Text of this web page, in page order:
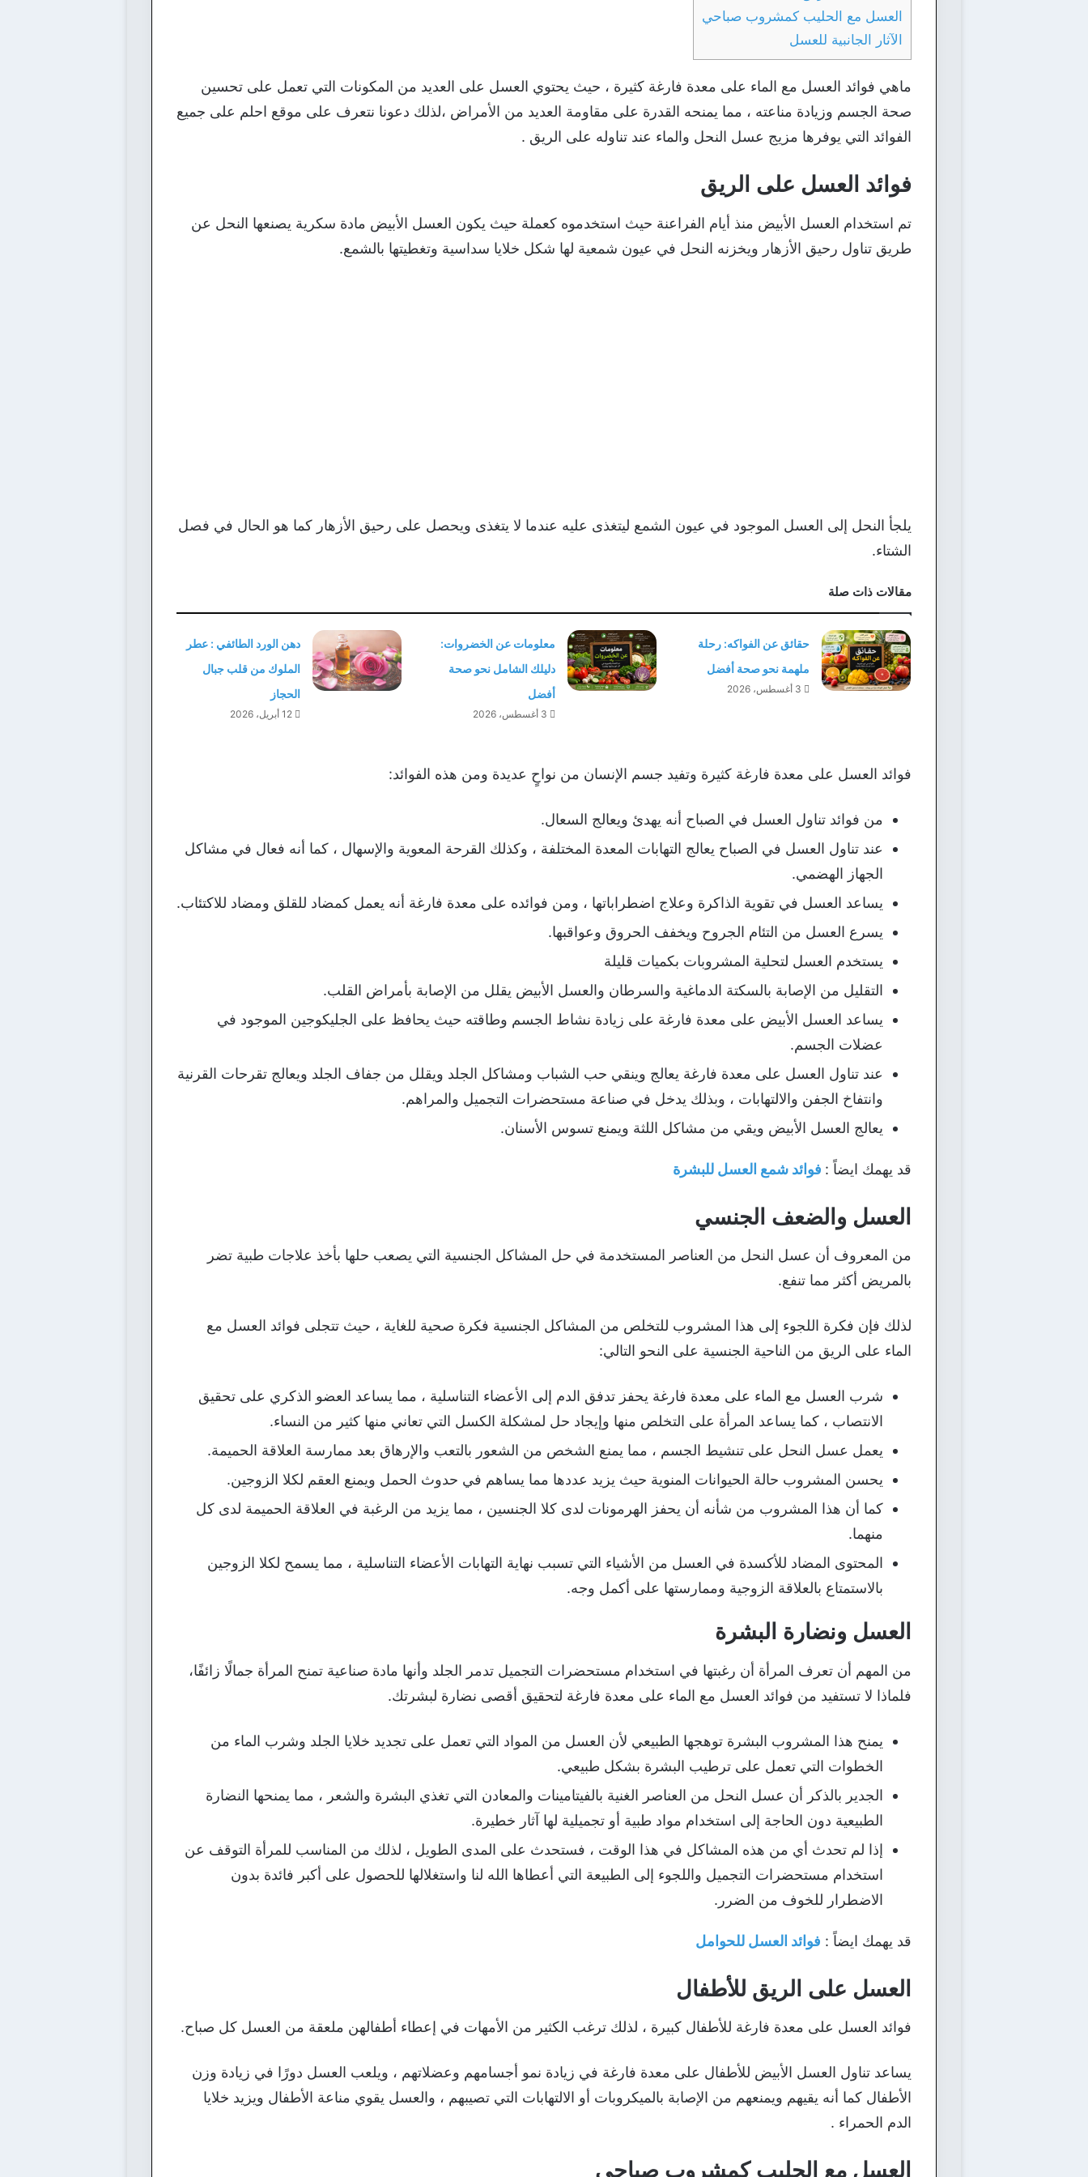
العسل مع الحليب كمشروب صباحي
الآثار الجانبية للعسل
ماهي فوائد العسل مع الماء على معدة فارغة كثيرة ، حيث يحتوي العسل على العديد من المكونات التي تعمل على تحسين
صحة الجسم وزيادة مناعته ، مما يمنحه القدرة على مقاومة العديد من الأمراض ،لذلك دعونا نتعرف على موقع احلم على جميع
الفوائد التي يوفرها مزيج عسل النحل والماء عند تناوله على الريق .
فوائد العسل على الريق
تم استخدام العسل الأبيض منذ أيام الفراعنة حيث استخدموه كعملة حيث يكون العسل الأبيض مادة سكرية يصنعها النحل عن
طريق تناول رحيق الأزهار ويخزنه النحل في عيون شمعية لها شكل خلايا سداسية وتغطيتها بالشمع.
يلجأ النحل إلى العسل الموجود في عيون الشمع ليتغذى عليه عندما لا يتغذى ويحصل على رحيق الأزهار كما هو الحال في فصل
الشتاء.
مقالات ذات صلة
حقائق عن الفواكه: رحلة
ملهمة نحو صحة أفضل
3 أغسطس، 2026
معلومات عن الخضروات:
دليلك الشامل نحو صحة
أفضل
3 أغسطس، 2026
دهن الورد الطائفي : عطر
الملوك من قلب جبال
الحجاز
12 أبريل، 2026
فوائد العسل على معدة فارغة كثيرة وتفيد جسم الإنسان من نواحٍ عديدة ومن هذه الفوائد:
من فوائد تناول العسل في الصباح أنه يهدئ ويعالج السعال.
عند تناول العسل في الصباح يعالج التهابات المعدة المختلفة ، وكذلك القرحة المعوية والإسهال ، كما أنه فعال في مشاكل
الجهاز الهضمي.
يساعد العسل في تقوية الذاكرة وعلاج اضطراباتها ، ومن فوائده على معدة فارغة أنه يعمل كمضاد للقلق ومضاد للاكتئاب.
يسرع العسل من التئام الجروح ويخفف الحروق وعواقبها.
يستخدم العسل لتحلية المشروبات بكميات قليلة
التقليل من الإصابة بالسكتة الدماغية والسرطان والعسل الأبيض يقلل من الإصابة بأمراض القلب.
يساعد العسل الأبيض على معدة فارغة على زيادة نشاط الجسم وطاقته حيث يحافظ على الجليكوجين الموجود في
عضلات الجسم.
عند تناول العسل على معدة فارغة يعالج وينقي حب الشباب ومشاكل الجلد ويقلل من جفاف الجلد ويعالج تقرحات القرنية
وانتفاخ الجفن والالتهابات ، وبذلك يدخل في صناعة مستحضرات التجميل والمراهم.
يعالج العسل الأبيض ويقي من مشاكل اللثة ويمنع تسوس الأسنان.
قد يهمك ايضاً : فوائد شمع العسل للبشرة
العسل والضعف الجنسي
من المعروف أن عسل النحل من العناصر المستخدمة في حل المشاكل الجنسية التي يصعب حلها بأخذ علاجات طبية تضر
بالمريض أكثر مما تنفع.
لذلك فإن فكرة اللجوء إلى هذا المشروب للتخلص من المشاكل الجنسية فكرة صحية للغاية ، حيث تتجلى فوائد العسل مع
الماء على الريق من الناحية الجنسية على النحو التالي:
شرب العسل مع الماء على معدة فارغة يحفز تدفق الدم إلى الأعضاء التناسلية ، مما يساعد العضو الذكري على تحقيق
الانتصاب ، كما يساعد المرأة على التخلص منها وإيجاد حل لمشكلة الكسل التي تعاني منها كثير من النساء.
يعمل عسل النحل على تنشيط الجسم ، مما يمنع الشخص من الشعور بالتعب والإرهاق بعد ممارسة العلاقة الحميمة.
يحسن المشروب حالة الحيوانات المنوية حيث يزيد عددها مما يساهم في حدوث الحمل ويمنع العقم لكلا الزوجين.
كما أن هذا المشروب من شأنه أن يحفز الهرمونات لدى كلا الجنسين ، مما يزيد من الرغبة في العلاقة الحميمة لدى كل
منهما.
المحتوى المضاد للأكسدة في العسل من الأشياء التي تسبب نهاية التهابات الأعضاء التناسلية ، مما يسمح لكلا الزوجين
بالاستمتاع بالعلاقة الزوجية وممارستها على أكمل وجه.
العسل ونضارة البشرة
من المهم أن تعرف المرأة أن رغبتها في استخدام مستحضرات التجميل تدمر الجلد وأنها مادة صناعية تمنح المرأة جمالًا زائفًا،
فلماذا لا تستفيد من فوائد العسل مع الماء على معدة فارغة لتحقيق أقصى نضارة لبشرتك.
يمنح هذا المشروب البشرة توهجها الطبيعي لأن العسل من المواد التي تعمل على تجديد خلايا الجلد وشرب الماء من
الخطوات التي تعمل على ترطيب البشرة بشكل طبيعي.
الجدير بالذكر أن عسل النحل من العناصر الغنية بالفيتامينات والمعادن التي تغذي البشرة والشعر ، مما يمنحها النضارة
الطبيعية دون الحاجة إلى استخدام مواد طبية أو تجميلية لها آثار خطيرة.
إذا لم تحدث أي من هذه المشاكل في هذا الوقت ، فستحدث على المدى الطويل ، لذلك من المناسب للمرأة التوقف عن
استخدام مستحضرات التجميل واللجوء إلى الطبيعة التي أعطاها الله لنا واستغلالها للحصول على أكبر فائدة بدون
الاضطرار للخوف من الضرر.
قد يهمك ايضاً : فوائد العسل للحوامل
العسل على الريق للأطفال
فوائد العسل على معدة فارغة للأطفال كبيرة ، لذلك ترغب الكثير من الأمهات في إعطاء أطفالهن ملعقة من العسل كل صباح.
يساعد تناول العسل الأبيض للأطفال على معدة فارغة في زيادة نمو أجسامهم وعضلاتهم ، ويلعب العسل دورًا في زيادة وزن
الأطفال كما أنه يقيهم ويمنعهم من الإصابة بالميكروبات أو الالتهابات التي تصيبهم ، والعسل يقوي مناعة الأطفال ويزيد خلايا
الدم الحمراء .
العسل مع الحليب كمشروب صباحي